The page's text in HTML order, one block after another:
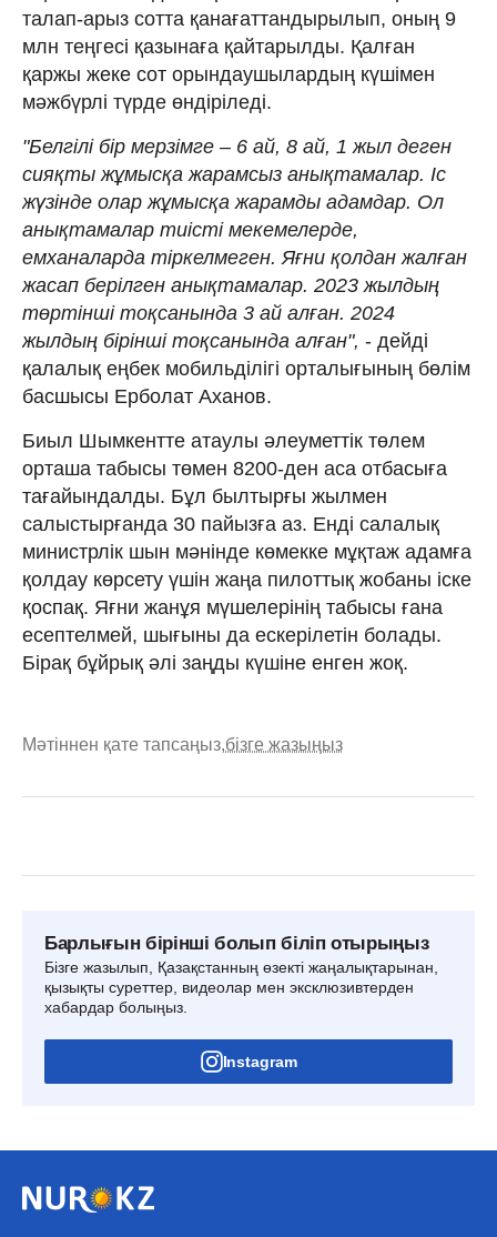
талап-арыз сотта қанағаттандырылып, оның 9
млн теңгесі қазынаға қайтарылды. Қалған
қаржы жеке сот орындаушылардың күшімен
мәжбүрлі түрде өндіріледі.
"Белгілі бір мерзімге – 6 ай, 8 ай, 1 жыл деген
сияқты жұмысқа жарамсыз анықтамалар. Іс
жүзінде олар жұмысқа жарамды адамдар. Ол
анықтамалар тиісті мекемелерде,
емханаларда тіркелмеген. Яғни қолдан жалған
жасап берілген анықтамалар. 2023 жылдың
төртінші тоқсанында 3 ай алған. 2024
жылдың бірінші тоқсанында алған", - дейді
қалалық еңбек мобильділігі орталығының бөлім
басшысы Ерболат Аханов.
Биыл Шымкентте атаулы әлеуметтік төлем
орташа табысы төмен 8200-ден аса отбасыға
тағайындалды. Бұл былтырғы жылмен
салыстырғанда 30 пайызға аз. Енді салалық
министрлік шын мәнінде көмекке мұқтаж адамға
қолдау көрсету үшін жаңа пилоттық жобаны іске
қоспақ. Яғни жанұя мүшелерінің табысы ғана
есептелмей, шығыны да ескерілетін болады.
Бірақ бұйрық әлі заңды күшіне енген жоқ.
Мәтіннен қате тапсаңыз,бізге жазыңыз
Барлығын бірінші болып біліп отырыңыз
Бізге жазылып, Қазақстанның өзекті жаңалықтарынан,
қызықты суреттер, видеолар мен эксклюзивтерден
хабардар болыңыз.
Instagram